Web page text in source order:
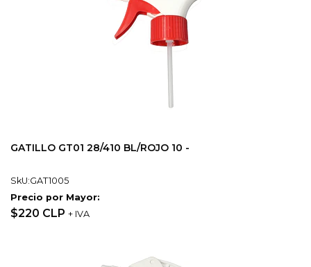
GATILLO GT01 28/410 BL/ROJO 10 -
SkU:GAT1005
Precio por Mayor:
$220 CLP + IVA